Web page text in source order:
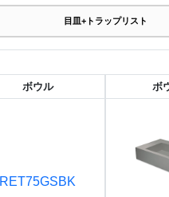
目皿+トラップリスト
ボウル
RET75GSBK
ボ